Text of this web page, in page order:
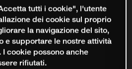
tutti i cookie", l'utente
dei cookie sul proprio
la navigazione del sito,
e supportare le nostre attività
cookie possono anche
rifiutati.